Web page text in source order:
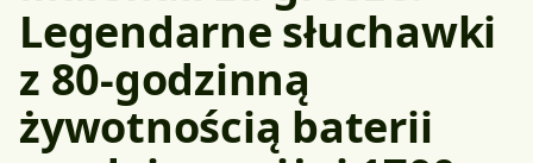
Legendarne słuchawki
z 80-godzinną
żywotnością baterii